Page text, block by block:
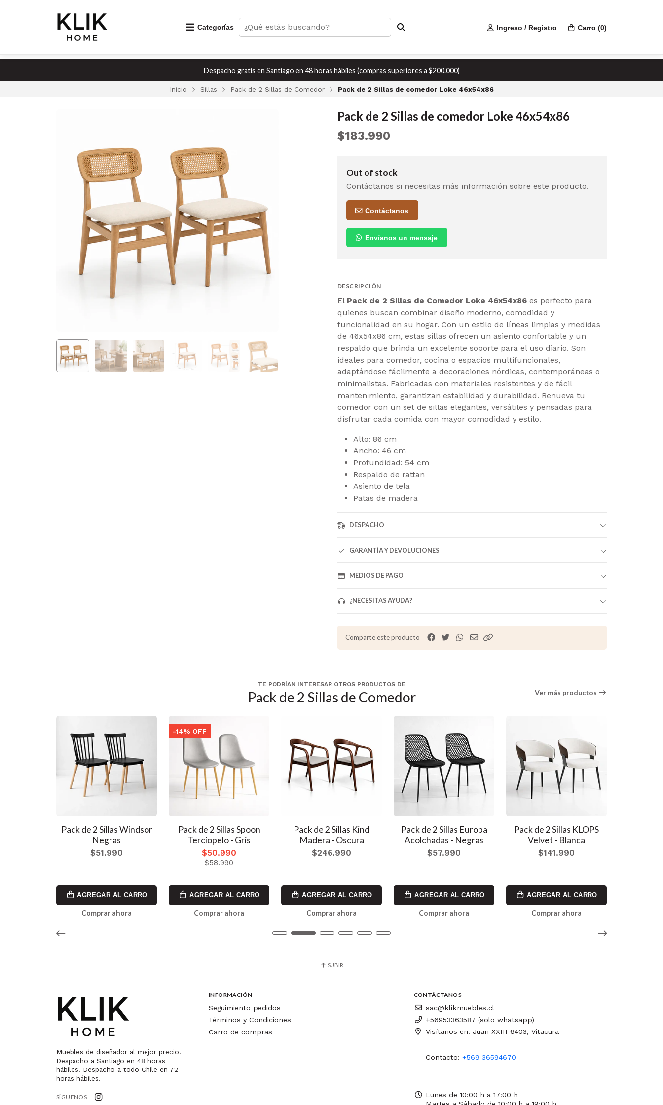
Categorías Ingreso / Registro Carro (0)
Despacho gratis en Santiago en 48 horas hábiles (compras superiores a $200.000)
Inicio Sillas Pack de 2 Sillas de Comedor Pack de 2 Sillas de comedor Loke 46x54x86
Pack de 2 Sillas de comedor Loke 46x54x86
$183.990
Out of stock
Contáctanos si necesitas más información sobre este producto.
Contáctanos
Envíanos un mensaje
DESCRIPCIÓN
El Pack de 2 Sillas de Comedor Loke 46x54x86 es perfecto para
quienes buscan combinar diseño moderno, comodidad y
funcionalidad en su hogar. Con un estilo de líneas limpias y medidas
de 46x54x86 cm, estas sillas ofrecen un asiento confortable y un
respaldo que brinda un excelente soporte para el uso diario. Son
ideales para comedor, cocina o espacios multifuncionales,
adaptándose fácilmente a decoraciones nórdicas, contemporáneas o
minimalistas. Fabricadas con materiales resistentes y de fácil
mantenimiento, garantizan estabilidad y durabilidad. Renueva tu
comedor con un set de sillas elegantes, versátiles y pensadas para
disfrutar cada comida con mayor comodidad y estilo.
Alto: 86 cm
Ancho: 46 cm
Profundidad: 54 cm
Respaldo de rattan
Asiento de tela
Patas de madera
DESPACHO
GARANTÍA Y DEVOLUCIONES
MEDIOS DE PAGO
¿NECESITAS AYUDA?
Comparte este producto
TE PODRÍAN INTERESAR OTROS PRODUCTOS DE
Pack de 2 Sillas de Comedor Ver más productos
Pack de 2 Sillas Windsor
Negras
$51.990
AGREGAR AL CARRO
Comprar ahora
-14% OFF
Pack de 2 Sillas Spoon
Terciopelo - Gris
$50.990
$58.990
AGREGAR AL CARRO
Comprar ahora
Pack de 2 Sillas Kind
Madera - Oscura
$246.990
AGREGAR AL CARRO
Comprar ahora
Pack de 2 Sillas Europa
Acolchadas - Negras
$57.990
AGREGAR AL CARRO
Comprar ahora
Pack de 2 Sillas KLOPS
Velvet - Blanca
$141.990
AGREGAR AL CARRO
Comprar ahora
SUBIR
Muebles de diseñador al mejor precio.
Despacho a Santiago en 48 horas
hábiles. Despacho a todo Chile en 72
horas hábiles.
SÍGUENOS
INFORMACIÓN
Seguimiento pedidos
Términos y Condiciones
Carro de compras
CONTÁCTANOS
sac@klikmuebles.cl
+56953363587 (solo whatsapp)
Visítanos en: Juan XXIII 6403, Vitacura
Contacto: +569 36594670
Lunes de 10:00 h a 17:00 h